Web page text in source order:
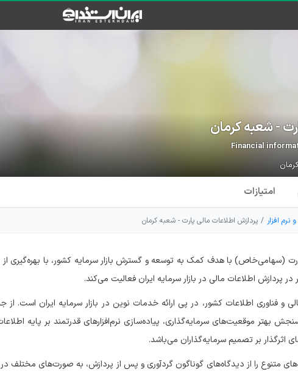
- شعبه کرمان
Financial
امتیازات
نرم افزار پردازش اطلاعات مالی پارت - شعبه کرمان
(سهامی‌خاص) با هدف کمک به توسعه و گسترش بازار سرمایه کشور، با
اطلاعات مالی در بازار سرمایه ایران فعالیت می‌کند.
و فناوری اطلاعات کشور، در پی ارائه خدمات نوین در بازار سرمایه ایران است. از
بهتر موقعیت‌های سرمایه‌گذاری، پیاده‌سازی نرم‌افزارهای قدرتمند بر پایه
اثرگذار بر تصمیم سرمایه‌گذاران می‌باشد.
متنوع را از دیدگاه‌های گوناگون گردآوری و پس از پردازش، به صورت‌های مختلف در